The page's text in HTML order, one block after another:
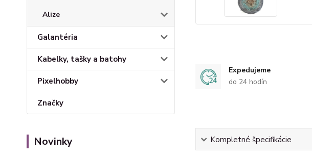
Alize
Galantéria
Kabelky, tašky a batohy
Pixelhobby
Značky
Novinky
Expedujeme
do 24 hodín
Kompletné špecifikácie